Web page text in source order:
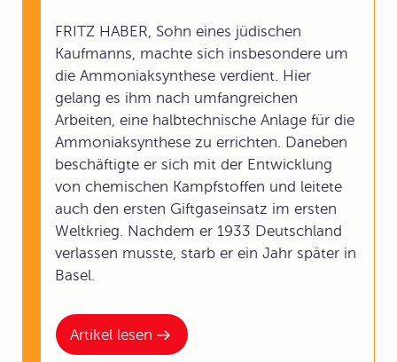
Artikel lesen
FRITZ HABER, Sohn eines jüdischen
Kaufmanns, machte sich insbesondere um
die Ammoniaksynthese verdient. Hier
gelang es ihm nach umfangreichen
Arbeiten, eine halbtechnische Anlage für die
Ammoniaksynthese zu errichten. Daneben
beschäftigte er sich mit der Entwicklung
von chemischen Kampfstoffen und leitete
auch den ersten Giftgaseinsatz im ersten
Weltkrieg. Nachdem er 1933 Deutschland
verlassen musste, starb er ein Jahr später in
Basel.